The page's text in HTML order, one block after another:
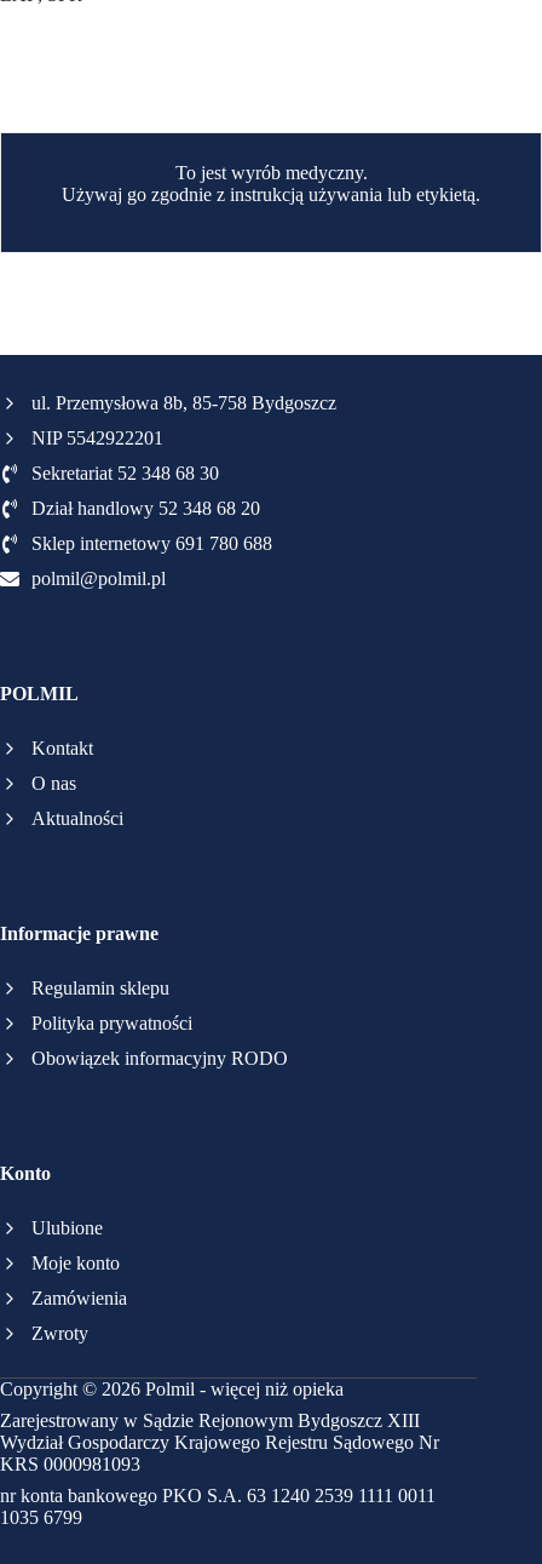
To jest wyrób medyczny.
Używaj go zgodnie z instrukcją używania lub etykietą.
ul. Przemysłowa 8b, 85-758 Bydgoszcz
NIP 5542922201
Sekretariat 52 348 68 30
Dział handlowy 52 348 68 20
Sklep internetowy 691 780 688
polmil@polmil.pl
POLMIL
Kontakt
O nas
Aktualności
Informacje prawne
Regulamin sklepu
Polityka prywatności
Obowiązek informacyjny RODO
Konto
Ulubione
Moje konto
Zamówienia
Zwroty
Copyright © 2026 Polmil - więcej niż opieka
Zarejestrowany w Sądzie Rejonowym Bydgoszcz XIII
Wydział Gospodarczy Krajowego Rejestru Sądowego Nr
KRS 0000981093
nr konta bankowego PKO S.A. 63 1240 2539 1111 0011
1035 6799